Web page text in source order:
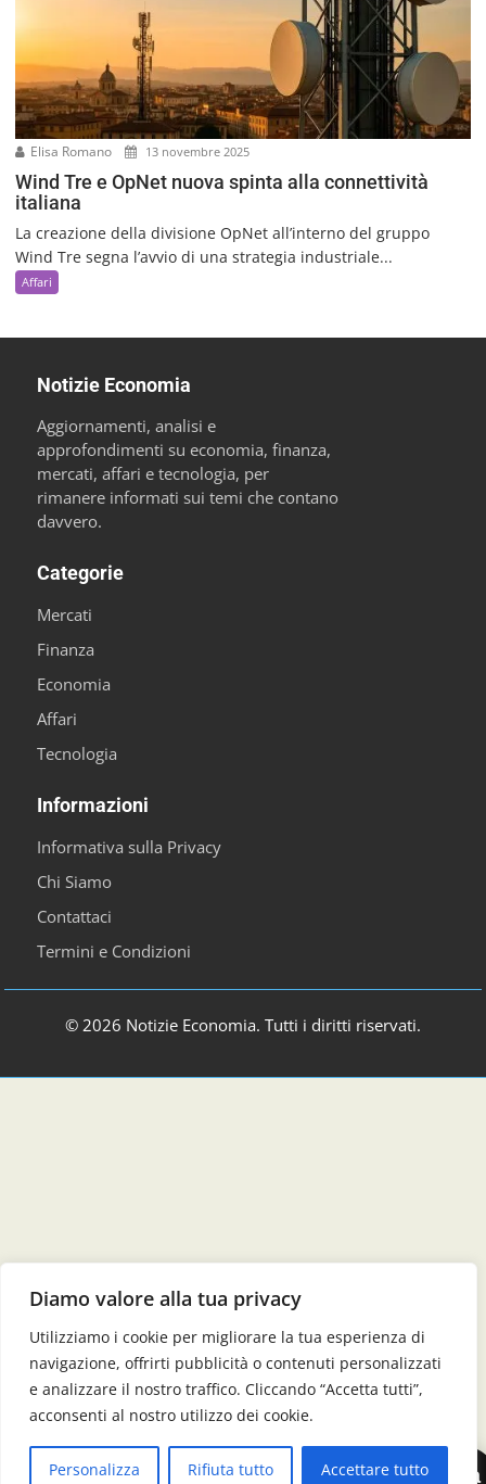
Diamo valore alla tua privacy
Utilizziamo i cookie per migliorare la tua esperienza di
navigazione, offrirti pubblicità o contenuti personalizzati
e analizzare il nostro traffico. Cliccando “Accetta tutti”,
acconsenti al nostro utilizzo dei cookie.
Personalizza Rifiuta tutto Accettare tutto
Elisa Romano 13 novembre 2025
Wind Tre e OpNet nuova spinta alla connettività
italiana
La creazione della divisione OpNet all’interno del gruppo
Wind Tre segna l’avvio di una strategia industriale...
Affari
Notizie Economia
Aggiornamenti, analisi e
approfondimenti su economia, finanza,
mercati, affari e tecnologia, per
rimanere informati sui temi che contano
davvero.
Categorie
Mercati
Finanza
Economia
Affari
Tecnologia
Informazioni
Informativa sulla Privacy
Chi Siamo
Contattaci
Termini e Condizioni
© 2026 Notizie Economia. Tutti i diritti riservati.
Aa